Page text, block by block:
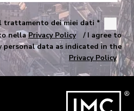
trattamento dei miei dati
nellaPrivacy Policy
/ I agree to
personal data as indicated in the
Privacy Policy